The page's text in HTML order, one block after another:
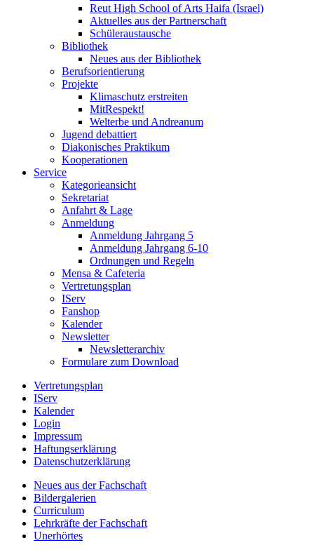
Reut High School of Arts Haifa (Israel)
Aktuelles aus der Partnerschaft
Schüleraustausche
Bibliothek
Neues aus der Bibliothek
Berufsorientierung
Projekte
Klimaschutz erstreiten
MitRespekt!
Welterbe und Andreanum
Jugend debattiert
Diakonisches Praktikum
Kooperationen
Service
Kategorieansicht
Sekretariat
Anfahrt & Lage
Anmeldung
Anmeldung Jahrgang 5
Anmeldung Jahrgang 6-10
Ordnungen und Regeln
Mensa & Cafeteria
Vertretungsplan
IServ
Fanshop
Kalender
Newsletter
Newsletterarchiv
Formulare zum Download
Vertretungsplan
IServ
Kalender
Login
Impressum
Haftungserklärung
Datenschutzerklärung
Neues aus der Fachschaft
Bildergalerien
Curriculum
Lehrkräfte der Fachschaft
Unerhörtes